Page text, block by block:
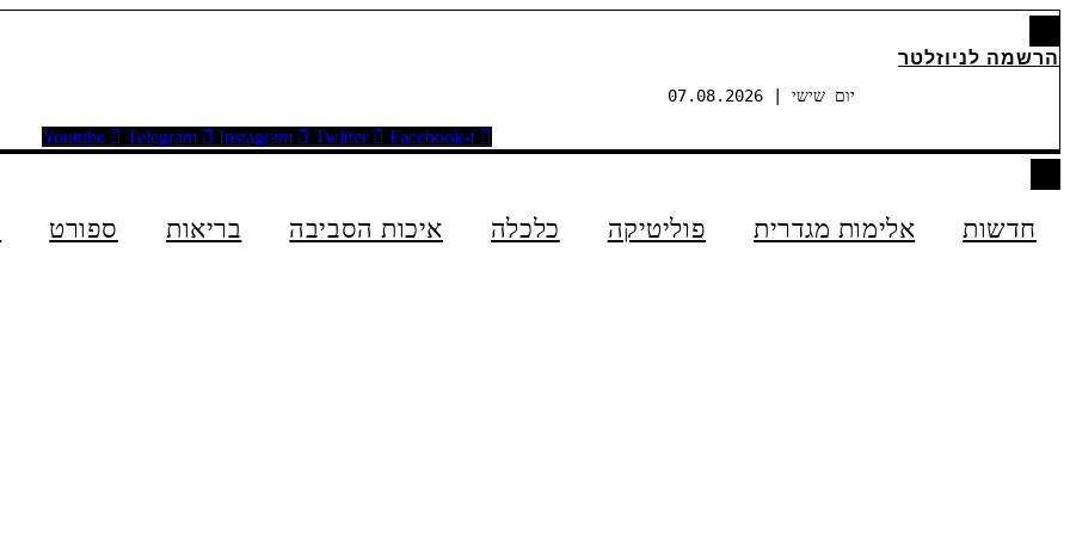
הרשמה לניוזלטר
יום שישי | 07.08.2026
Youtube Telegram Instagram Twitter Facebook-f
חדשות אלימות מגדרית פוליטיקה כלכלה איכות הסביבה בריאות ספורט